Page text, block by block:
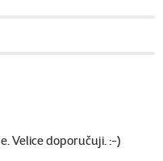
Velice doporučuji. :-)